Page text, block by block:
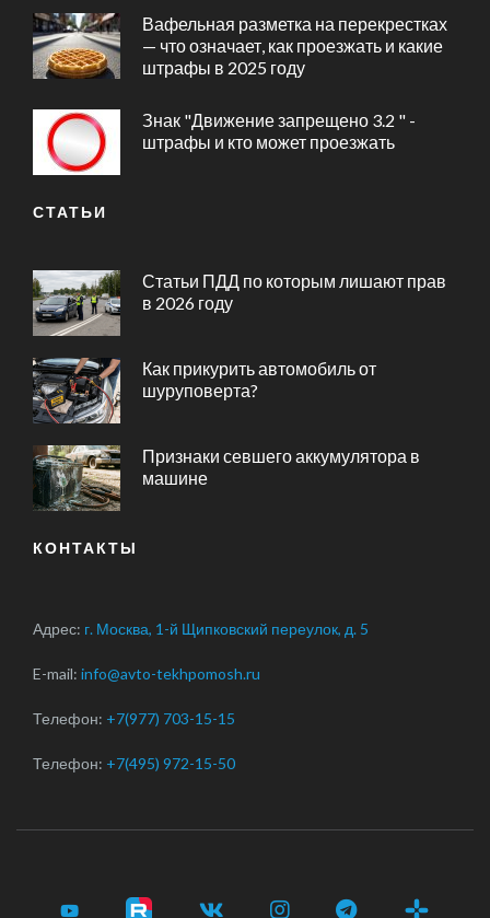
Вафельная разметка на перекрестках
— что означает, как проезжать и какие
штрафы в 2025 году
Знак "Движение запрещено 3.2 " -
штрафы и кто может проезжать
СТАТЬИ
Статьи ПДД по которым лишают прав
в 2026 году
Как прикурить автомобиль от
шуруповерта?
Признаки севшего аккумулятора в
машине
КОНТАКТЫ
Адрес: г. Москва, 1-й Щипковский переулок, д. 5
E-mail: info@avto-tekhpomosh.ru
Телефон: +7(977) 703-15-15
Телефон: +7(495) 972-15-50